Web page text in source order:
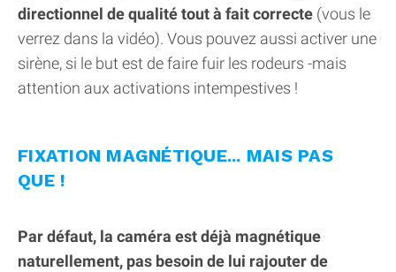
directionnel de qualité tout à fait correcte (vous le
verrez dans la vidéo). Vous pouvez aussi activer une
sirène, si le but est de faire fuir les rodeurs -mais
attention aux activations intempestives !
FIXATION MAGNÉTIQUE... MAIS PAS
QUE !
Par défaut, la caméra est déjà magnétique
naturellement, pas besoin de lui rajouter de